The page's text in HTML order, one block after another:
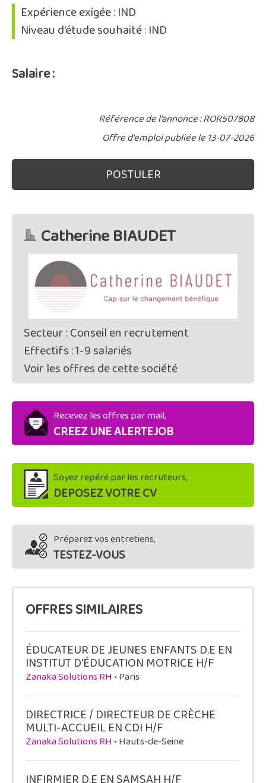
Expérience exigée : IND
Niveau d'étude souhaité : IND
Salaire :
Référence de l'annonce : ROR507808
Offre d'emploi publiée le 13-07-2026
POSTULER
Catherine BIAUDET
Secteur : Conseil en recrutement
Effectifs : 1-9 salariés
Voir les offres de cette société
Recevez les offres par mail,
CREEZ UNE ALERTEJOB
Soyez repéré par les recruteurs,
DEPOSEZ VOTRE CV
Préparez vos entretiens,
TESTEZ-VOUS
OFFRES SIMILAIRES
ÉDUCATEUR DE JEUNES ENFANTS D.E EN
INSTITUT D'ÉDUCATION MOTRICE H/F
Zanaka Solutions RH• Paris
DIRECTRICE / DIRECTEUR DE CRÈCHE
MULTI-ACCUEIL EN CDI H/F
Zanaka Solutions RH• Hauts-de-Seine